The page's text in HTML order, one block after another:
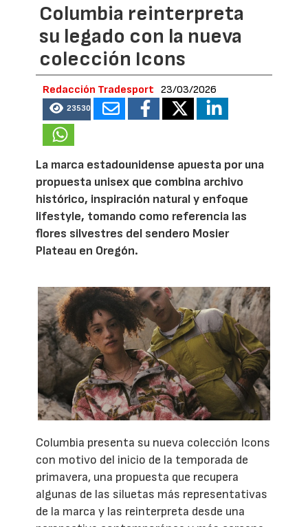
Columbia reinterpreta
su legado con la nueva
colección Icons
Redacción Tradesport 23/03/2026
23530
La marca estadounidense apuesta por una
propuesta unisex que combina archivo
histórico, inspiración natural y enfoque
lifestyle, tomando como referencia las
flores silvestres del sendero Mosier
Plateau en Oregón.
Columbia presenta su nueva colección Icons
con motivo del inicio de la temporada de
primavera, una propuesta que recupera
algunas de las siluetas más representativas
de la marca y las reinterpreta desde una